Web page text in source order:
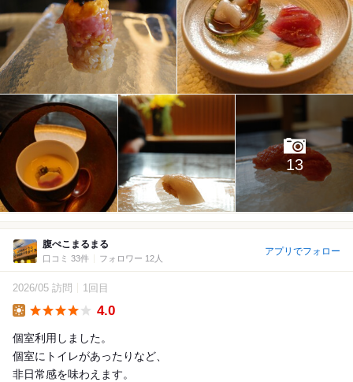
13
腹ぺこまるまる
口コミ 33件 フォロワー 12人
アプリでフォロー
2026/05 訪問 1回目
4.0
個室利用しました。
個室にトイレがあったりなど、
非日常感を味わえます。